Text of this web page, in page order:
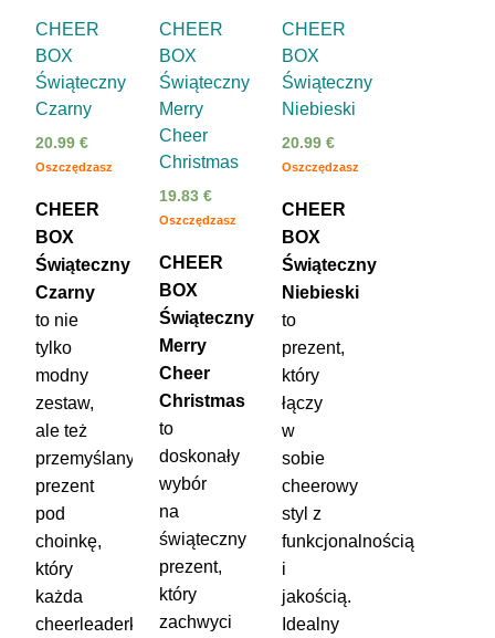
CHEER
BOX
Świąteczny
Czarny
20.99 €
Oszczędzasz
CHEER
BOX
Świąteczny
Czarny
to nie
tylko
modny
zestaw,
ale też
przemyślany
prezent
pod
choinkę,
który
każda
cheerleaderka
CHEER
BOX
Świąteczny
Merry
Cheer
Christmas
19.83 €
Oszczędzasz
CHEER
BOX
Świąteczny
Merry
Cheer
Christmas
to
doskonały
wybór
na
świąteczny
prezent,
który
zachwyci
CHEER
BOX
Świąteczny
Niebieski
20.99€
Oszczędzasz
CHEER
BOX
Świąteczny
Niebieski
to
prezent,
który
łączy
w
sobie
cheerowy
styl z
funkcjonalnością
i
jakością.
Idealny